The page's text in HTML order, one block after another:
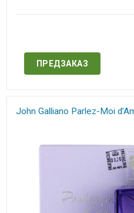
ПРЕДЗАКАЗ
John Galliano Parlez-Moi